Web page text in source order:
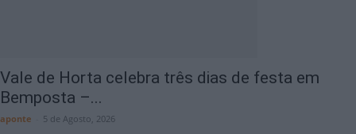
Vale de Horta celebra três dias de festa em
Bemposta –...
aponte 5 de Agosto, 2026